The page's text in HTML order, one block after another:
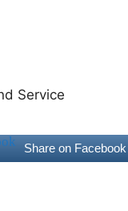
Service
Share on Facebook